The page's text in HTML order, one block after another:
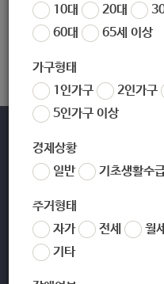
10대
20대
60대
65세 이상
가구형태
1인가구
2인가구
5인가구 이상
경제상황
일반
기초생활수
주거형태
자가
전세 월세
기타
[01689] 서울시 노원구 노
02-2116-3000,3301(야간,